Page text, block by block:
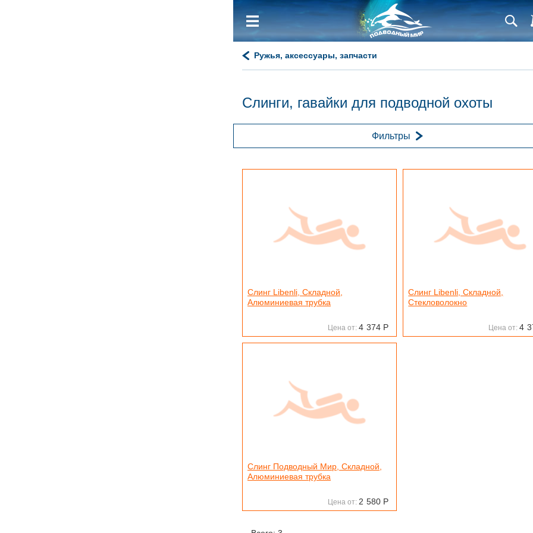
Ружья, аксессуары, запчасти
Слинги, гавайки для подводной охоты
Фильтры
Слинг Libenli, Складной,
Алюминиевая трубка
Цена от: 4 374 Р
Слинг Libenli, Складной,
Стекловолокно
Цена от: 4
Слинг Подводный Мир, Складной,
Алюминиевая трубка
Цена от: 2 580 Р